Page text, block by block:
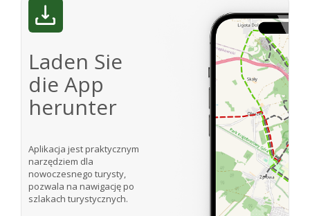
Laden Sie
die App
herunter
Aplikacja jest praktycznym
narzędziem dla
nowoczesnego turysty,
pozwala na nawigację po
szlakach turystycznych.